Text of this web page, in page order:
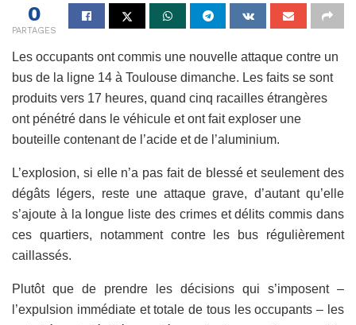
0
PARTAGES
Les occupants ont commis une nouvelle attaque contre un
bus de la ligne 14 à Toulouse dimanche. Les faits se sont
produits vers 17 heures, quand cinq racailles étrangères
ont pénétré dans le véhicule et ont fait exploser une
bouteille contenant de l’acide et de l’aluminium.
L’explosion, si elle n’a pas fait de blessé et seulement des
dégâts légers, reste une attaque grave, d’autant qu’elle
s’ajoute à la longue liste des crimes et délits commis dans
ces quartiers, notamment contre les bus régulièrement
caillassés.
Plutôt que de prendre les décisions qui s’imposent –
l’expulsion immédiate et totale de tous les occupants – les